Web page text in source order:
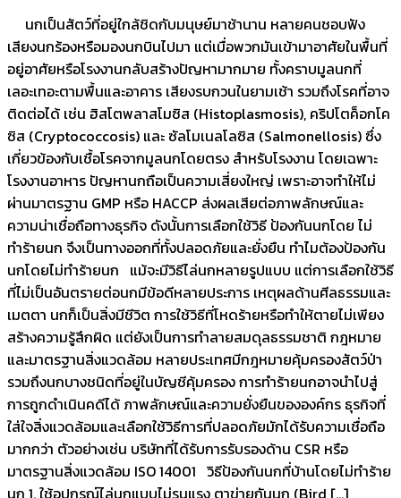
นกเป็นสัตว์ที่อยู่ใกล้ชิดกับมนุษย์มาช้านาน หลายคนชอบฟัง
เสียงนกร้องหรือมองนกบินไปมา แต่เมื่อพวกมันเข้ามาอาศัยในพื้นที่
อยู่อาศัยหรือโรงงานกลับสร้างปัญหามากมาย ทั้งคราบมูลนกที่
เลอะเทอะตามพื้นและอาคาร เสียงรบกวนในยามเช้า รวมถึงโรคที่อาจ
ติดต่อได้ เช่น ฮิสโตพลาสโมซิส (Histoplasmosis), คริปโตค็อกโค
ซิส (Cryptococcosis) และ ซัลโมเนลโลซิส (Salmonellosis) ซึ่ง
เกี่ยวข้องกับเชื้อโรคจากมูลนกโดยตรง สำหรับโรงงาน โดยเฉพาะ
โรงงานอาหาร ปัญหานกถือเป็นความเสี่ยงใหญ่ เพราะอาจทำให้ไม่
ผ่านมาตรฐาน GMP หรือ HACCP ส่งผลเสียต่อภาพลักษณ์และ
ความน่าเชื่อถือทางธุรกิจ ดังนั้นการเลือกใช้วิธี ป้องกันนกโดย ไม่
ทำร้ายนก จึงเป็นทางออกที่ทั้งปลอดภัยและยั่งยืน ทำไมต้องป้องกัน
นกโดยไม่ทำร้ายนก แม้จะมีวิธีไล่นกหลายรูปแบบ แต่การเลือกใช้วิธี
ที่ไม่เป็นอันตรายต่อนกมีข้อดีหลายประการ เหตุผลด้านศีลธรรมและ
เมตตา นกก็เป็นสิ่งมีชีวิต การใช้วิธีที่โหดร้ายหรือทำให้ตายไม่เพียง
สร้างความรู้สึกผิด แต่ยังเป็นการทำลายสมดุลธรรมชาติ กฎหมาย
และมาตรฐานสิ่งแวดล้อม หลายประเทศมีกฎหมายคุ้มครองสัตว์ป่า
รวมถึงนกบางชนิดที่อยู่ในบัญชีคุ้มครอง การทำร้ายนกอาจนำไปสู่
การถูกดำเนินคดีได้ ภาพลักษณ์และความยั่งยืนขององค์กร ธุรกิจที่
ใส่ใจสิ่งแวดล้อมและเลือกใช้วิธีการที่ปลอดภัยมักได้รับความเชื่อถือ
มากกว่า ตัวอย่างเช่น บริษัทที่ได้รับการรับรองด้าน CSR หรือ
มาตรฐานสิ่งแวดล้อม ISO 14001 วิธีป้องกันนกที่บ้านโดยไม่ทำร้าย
นก 1. ใช้อุปกรณ์ไล่นกแบบไม่รุนแรง ตาข่ายกันนก (Bird […]